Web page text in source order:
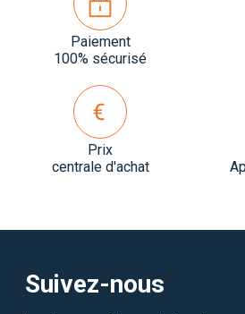
Paiement
100% sécurisé
Prix
centrale d'achat
Suivez-nous